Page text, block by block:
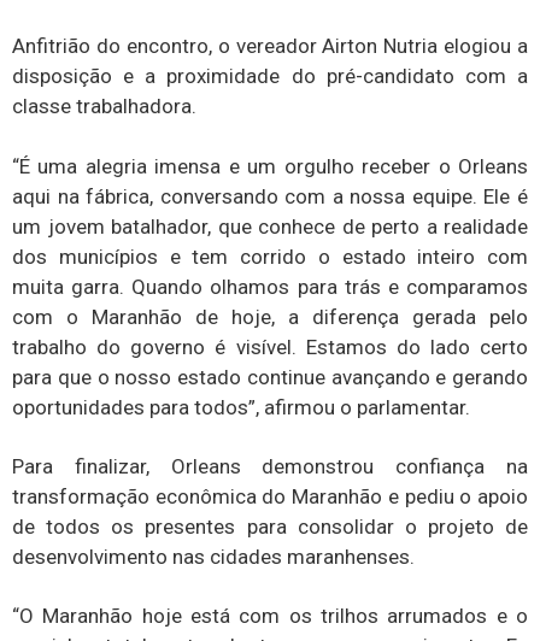
Anfitrião do encontro, o vereador Airton Nutria elogiou a
disposição e a proximidade do pré-candidato com a
classe trabalhadora.
“É uma alegria imensa e um orgulho receber o Orleans
aqui na fábrica, conversando com a nossa equipe. Ele é
um jovem batalhador, que conhece de perto a realidade
dos municípios e tem corrido o estado inteiro com
muita garra. Quando olhamos para trás e comparamos
com o Maranhão de hoje, a diferença gerada pelo
trabalho do governo é visível. Estamos do lado certo
para que o nosso estado continue avançando e gerando
oportunidades para todos”, afirmou o parlamentar.
Para finalizar, Orleans demonstrou confiança na
transformação econômica do Maranhão e pediu o apoio
de todos os presentes para consolidar o projeto de
desenvolvimento nas cidades maranhenses.
“O Maranhão hoje está com os trilhos arrumados e o